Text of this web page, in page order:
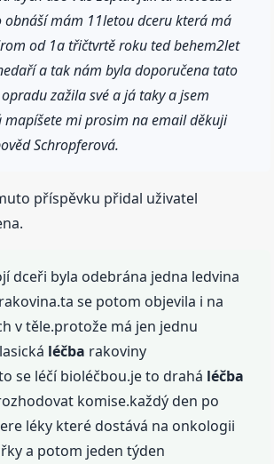
obnáší mám 11letou dceru která má
od 1a třičtvrtě roku ted behem2let
a tak nám byla doporučena tato
zažila své a já taky a jsem
mapíšete mi prosim na email děkuji
Schropferová.
příspěvku přidal uživatel
dceři byla odebrána jedna ledvina
se potom objevila i na
v těle.protože má jen jednu
léčba rakoviny
se léčí bioléčbou.je to drahá léčba
komise.každý den po
léky které dostává na onkologii
a potom jeden týden